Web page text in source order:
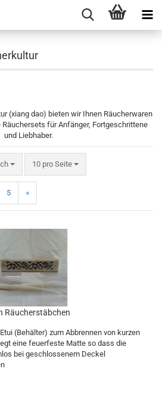
(xiang dao) bieten wir Ihnen Räucherwaren
für Anfänger, Fortgeschrittene
und Liebhaber.
10 pro Seite
pro Seite
5 »
Räucherstäbchen
(Behälter) zum Abbrennen von kurzen
eine feuerfeste Matte so dass die
bei geschlossenem Deckel